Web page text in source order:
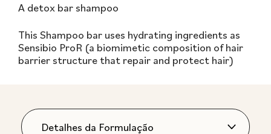
A detox bar shampoo
This Shampoo bar uses hydrating ingredients as
Sensibio ProR (a biomimetic composition of hair
barrier structure that repair and protect hair)